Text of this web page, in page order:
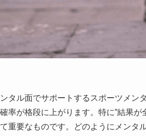
タル面でサポートするスポーツメン
率が格段に上がります。特に”結果
重要なものです。どのようにメンタ